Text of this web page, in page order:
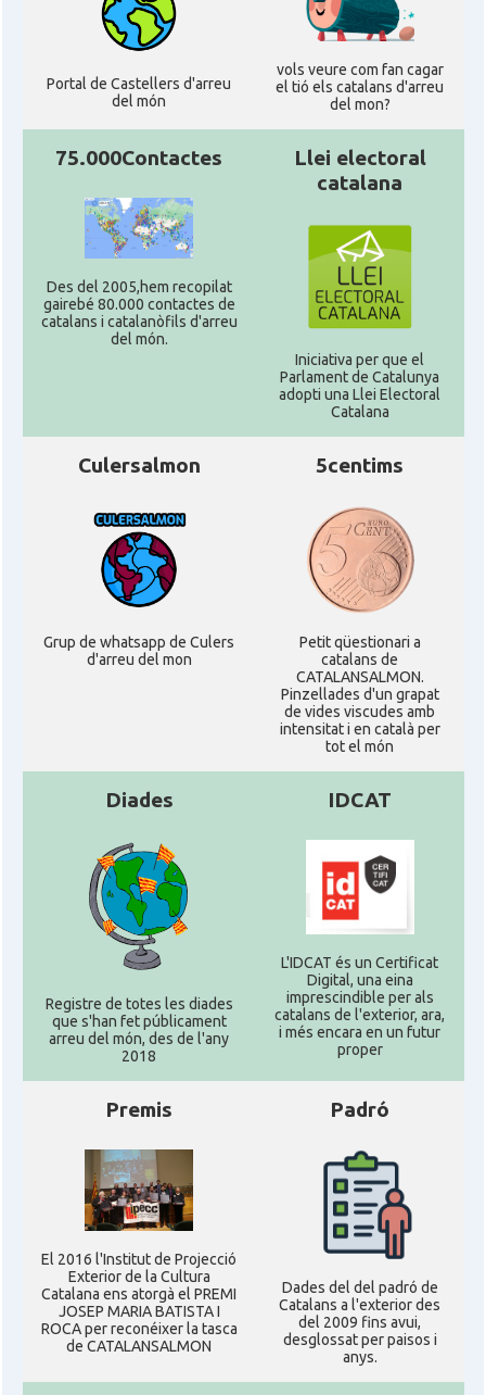
Portal de Castellers d'arreu
del món
vols veure com fan cagar
el tió els catalans d'arreu
del mon?
75.000Contactes
Des del 2005,hem recopilat
gairebé 80.000 contactes de
catalans i catalanòfils d'arreu
del món.
Llei electoral
catalana
Iniciativa per que el
Parlament de Catalunya
adopti una Llei Electoral
Catalana
Culersalmon
Grup de whatsapp de Culers
d'arreu del mon
5centims
Petit qüestionari a
catalans de
CATALANSALMON.
Pinzellades d'un grapat
de vides viscudes amb
intensitat i en català per
tot el món
Diades
Registre de totes les diades
que s'han fet públicament
arreu del món, des de l'any
2018
IDCAT
L'IDCAT és un Certificat
Digital, una eina
imprescindible per als
catalans de l'exterior, ara,
i més encara en un futur
proper
Premis
El 2016 l'Institut de Projecció
Exterior de la Cultura
Catalana ens atorgà el PREMI
JOSEP MARIA BATISTA I
ROCA per reconéixer la tasca
de CATALANSALMON
Padró
Dades del del padró de
Catalans a l'exterior des
del 2009 fins avui,
desglossat per paisos i
anys.